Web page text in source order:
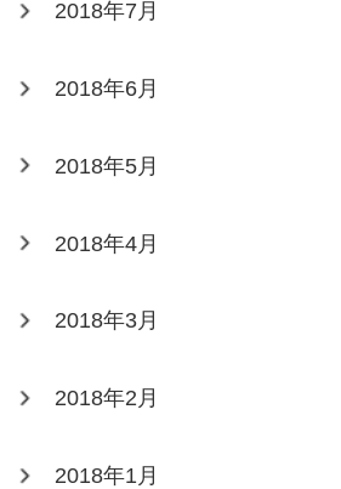
2018年7月
2018年6月
2018年5月
2018年4月
2018年3月
2018年2月
2018年1月